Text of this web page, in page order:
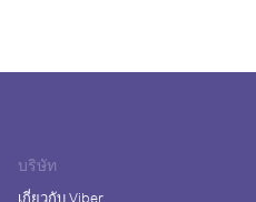
บริษัท
เกี่ยวกับ Viber